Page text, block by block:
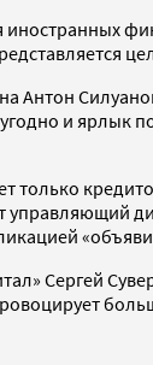
Антон
и ярлык
только
управляющий
Сергей